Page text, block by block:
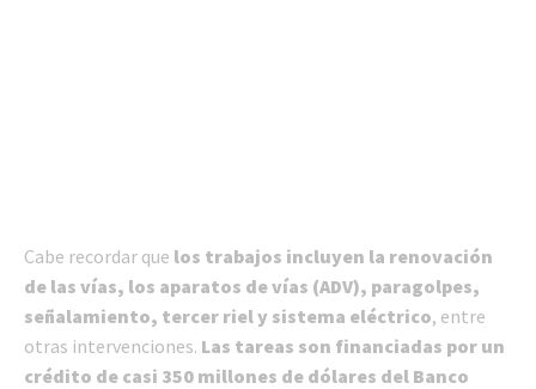
Cabe recordar que los trabajos incluyen la renovación
de las vías, los aparatos de vías (ADV), paragolpes,
señalamiento, tercer riel y sistema eléctrico, entre
otras intervenciones. Las tareas son financiadas por un
crédito de casi 350 millones de dólares del Banco